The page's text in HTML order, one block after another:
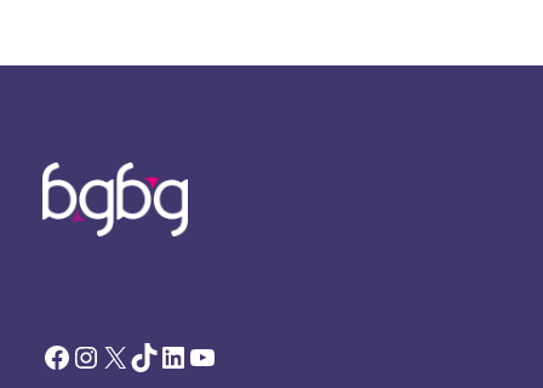
Facebook Instagram X TikTok LinkedIn YouTube